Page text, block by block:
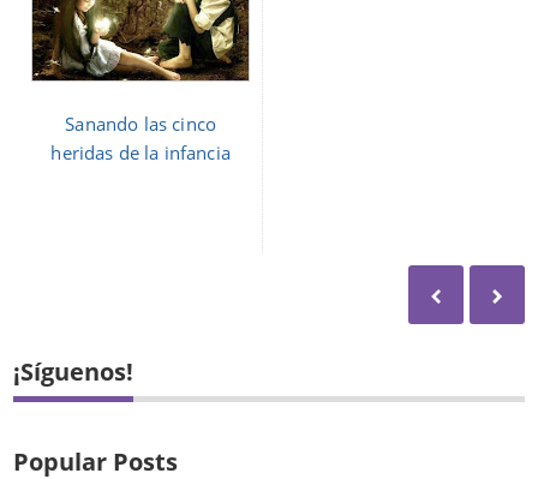
Sanando las cinco
heridas de la infancia
¡Síguenos!
Popular Posts